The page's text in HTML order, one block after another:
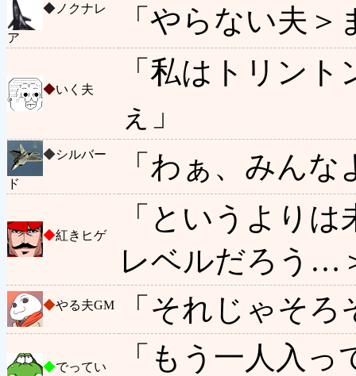
◆ ノクナレ
ア
「やらない夫
◆いく夫
「私はトリン
ぇ」
◆シルバー
ド
「わぁ、みん
◆紅きヒゲ
「というより
レベルだろう…
◆やる夫GM 「それじゃそ
◆でってい
「もう一人入